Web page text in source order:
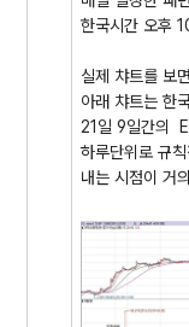
한국시간 오후
실제 챠트를 보면,
아래 챠트는 한
21일 9일간의
하루단위로 규
내는 시점이 거